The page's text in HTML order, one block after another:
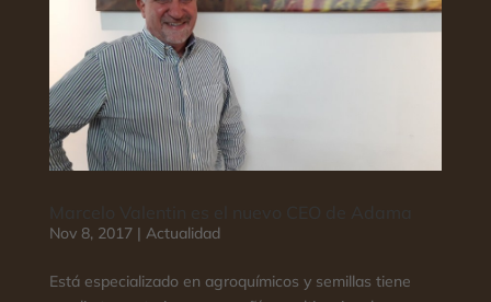
Nov 8, 2017| Actualidad
Está especializado en agroquímicos y semillas tiene